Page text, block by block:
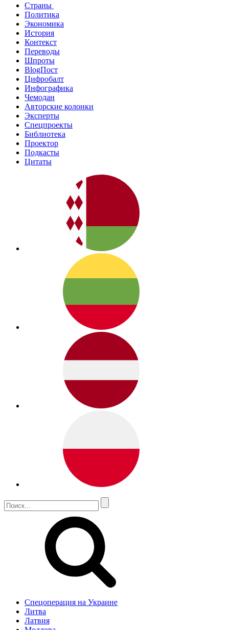
Страны
Политика
Экономика
История
Контекст
Переводы
Шпроты
BlogПост
Цифробалт
Инфографика
Чемодан
Авторские колонки
Эксперты
Спецпроекты
Библиотека
Проектор
Подкасты
Цитаты
Спецоперация на Украине
Литва
Латвия